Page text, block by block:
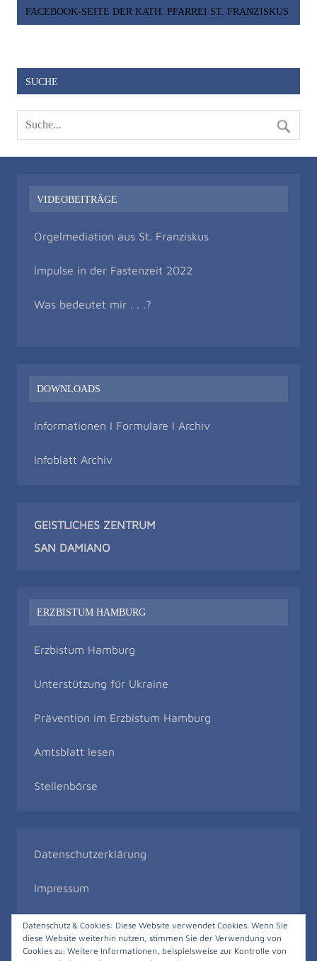
FACEBOOK-SEITE DER KATH. PFARREI ST. FRANZISKUS
SUCHE
VIDEOBEITRÄGE
Orgelmediation aus St. Franziskus
Impulse in der Fastenzeit 2022
Was bedeutet mir . . .?
DOWNLOADS
Informationen I Formulare I Archiv
Infoblatt Archiv
GEISTLICHES ZENTRUM
SAN DAMIANO
ERZBISTUM HAMBURG
Erzbistum Hamburg
Unterstützung für Ukraine
Prävention im Erzbistum Hamburg
Amtsblatt lesen
Stellenbörse
Datenschutzerklärung
Impressum
Bildrechte
Meldestelle gemäß Hinweisgeberschutzgesetz
Datenschutz & Cookies: Diese Website verwendet Cookies. Wenn Sie
diese Website weiterhin nutzen, stimmen Sie der Verwendung von
Cookies zu. Weitere Informationen, beispielsweise zur Kontrolle von